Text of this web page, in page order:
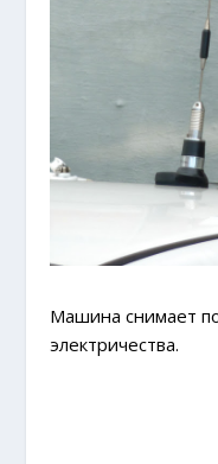
Машина снимает
электричества.